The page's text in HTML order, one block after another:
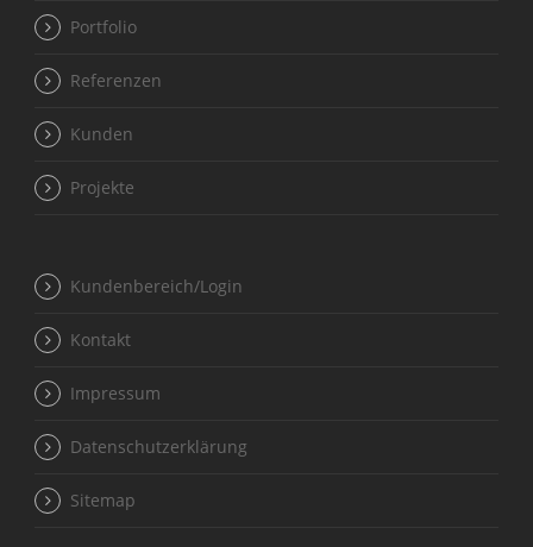
Portfolio
Referenzen
Kunden
Projekte
Kundenbereich/Login
Kontakt
Impressum
Datenschutzerklärung
Sitemap